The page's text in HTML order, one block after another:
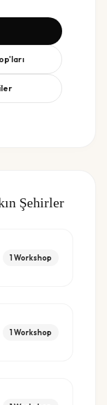
Şehirler
1 Workshop
1 Workshop